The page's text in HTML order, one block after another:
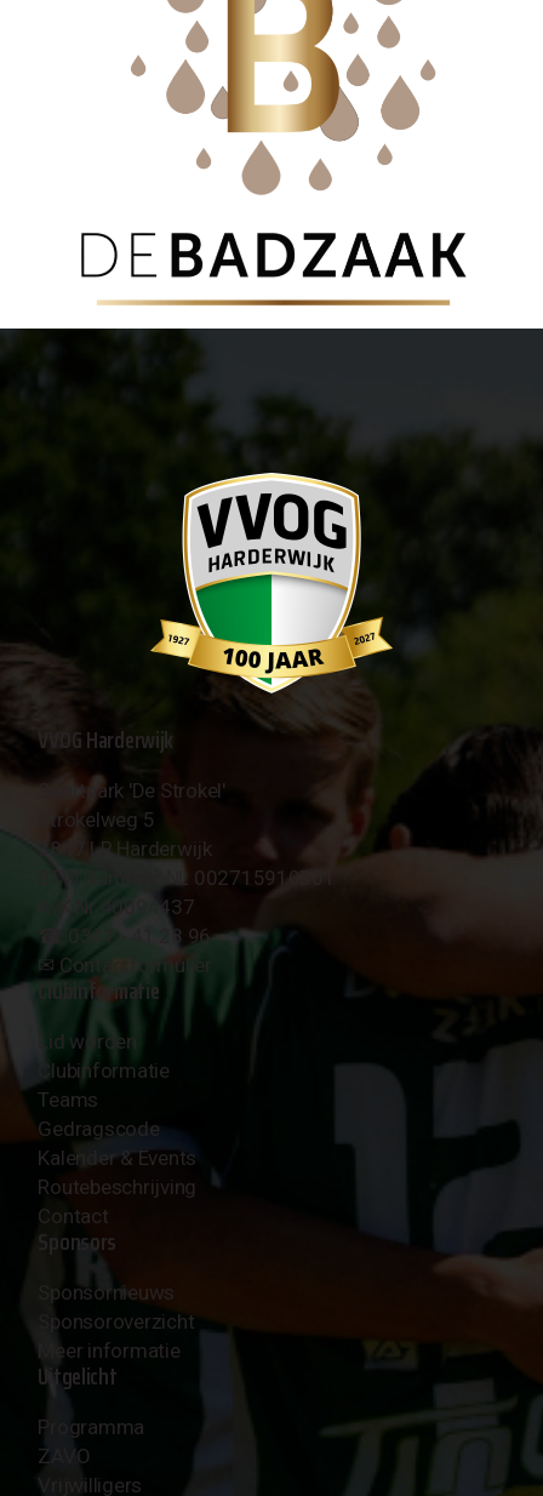
VVOG Harderwijk
Sportpark 'De Strokel'
Strokelweg 5
3847 LR Harderwijk
BTW Nummer NL 002715910B01
KvK Nr 40094437
☎︎ 0341 - 41 28 96
✉︎ Contactformulier
Clubinformatie
Lid worden
Clubinformatie
Teams
Gedragscode
Kalender & Events
Routebeschrijving
Contact
Sponsors
Sponsornieuws
Sponsoroverzicht
Meer informatie
Uitgelicht
Programma
ZAVO
Vrijwilligers